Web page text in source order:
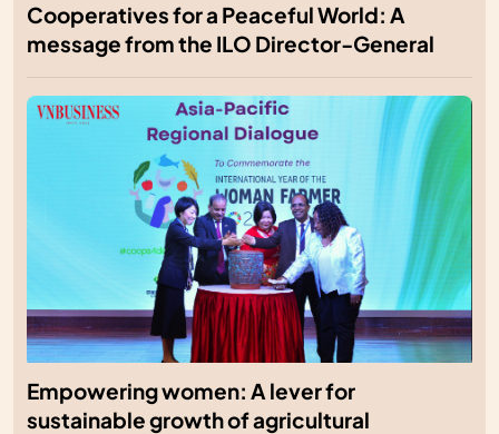
Cooperatives for a Peaceful World: A
message from the ILO Director-General
Empowering women: A lever for
sustainable growth of agricultural